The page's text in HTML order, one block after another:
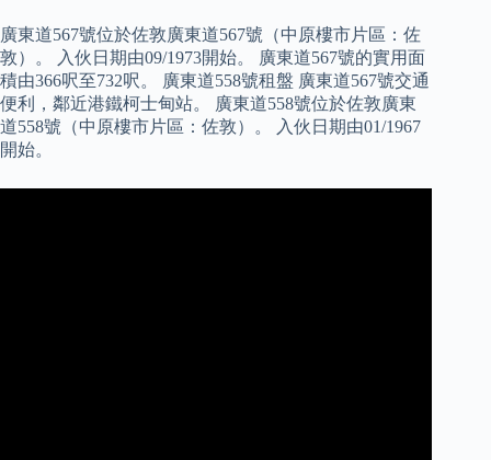
廣東道567號位於佐敦廣東道567號（中原樓市片區：佐
敦）。 入伙日期由09/1973開始。 廣東道567號的實用面
積由366呎至732呎。 廣東道558號租盤 廣東道567號交通
便利，鄰近港鐵柯士甸站。 廣東道558號位於佐敦廣東
道558號（中原樓市片區：佐敦）。 入伙日期由01/1967
開始。